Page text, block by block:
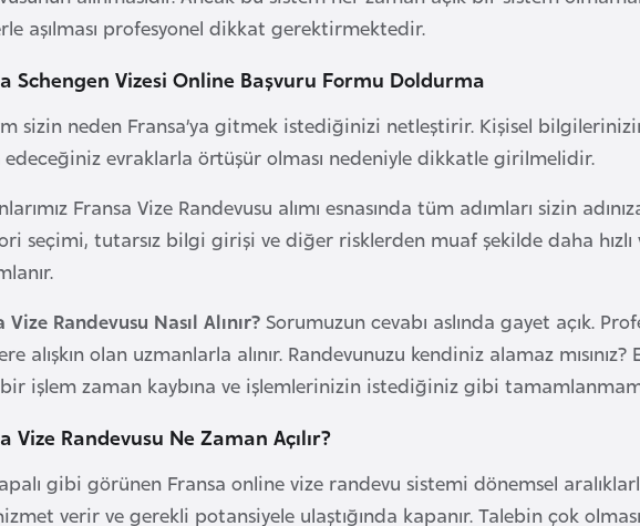
aşılması profesyonel dikkat gerektirmektedir.
Schengen Vizesi Online Başvuru Formu Doldurma
sizin neden Fransa’ya gitmek istediğinizi netleştirir. Kişisel
evraklarla örtüşür olması nedeniyle dikkatle girilmelidir.
Fransa Vize Randevusu alımı esnasında tüm adımları sizin
seçimi, tutarsız bilgi girişi ve diğer risklerden muaf şekilde daha
Vize Randevusu Nasıl Alınır?Sorumuzun cevabı aslında gayet açık.
alışkın olan uzmanlarla alınır. Randevunuzu kendiniz alamaz
bir işlem zaman kaybına ve işlemlerinizin istediğiniz gibi
Vize Randevusu Ne Zaman Açılır?
gibi görünen Fransa online vize randevu sistemi dönemsel
verir ve gerekli potansiyele ulaştığında kapanır. Talebin çok